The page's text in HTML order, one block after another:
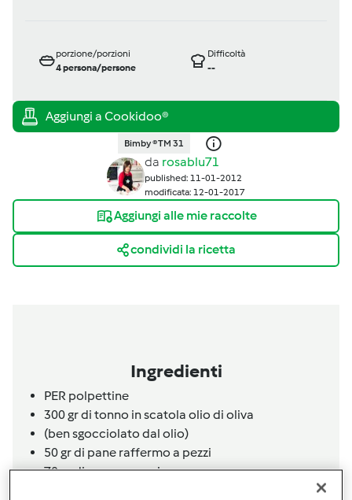
porzione/porzioni
4persona/persone
Difficoltà
--
Bimby ® TM 31
da rosablu71
published: 11-01-2012
modificata: 12-01-2017
Aggiungi alle mie raccolte
condividi la ricetta
Ingredienti
PER polpettine
300 gr di tonno in scatola olio di oliva
(ben sgocciolato dal olio)
50 gr di pane raffermo a pezzi
70 gr di grana a pezzi